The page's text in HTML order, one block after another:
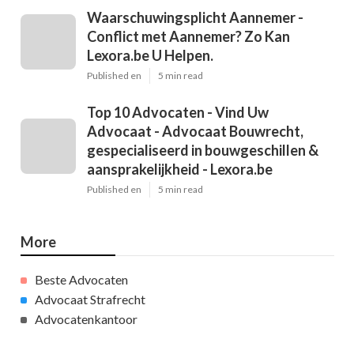
Waarschuwingsplicht Aannemer -
Conflict met Aannemer? Zo Kan
Lexora.be U Helpen.
Published en 5 min read
Top 10 Advocaten - Vind Uw
Advocaat - Advocaat Bouwrecht,
gespecialiseerd in bouwgeschillen &
aansprakelijkheid - Lexora.be
Published en 5 min read
More
Beste Advocaten
Advocaat Strafrecht
Advocatenkantoor